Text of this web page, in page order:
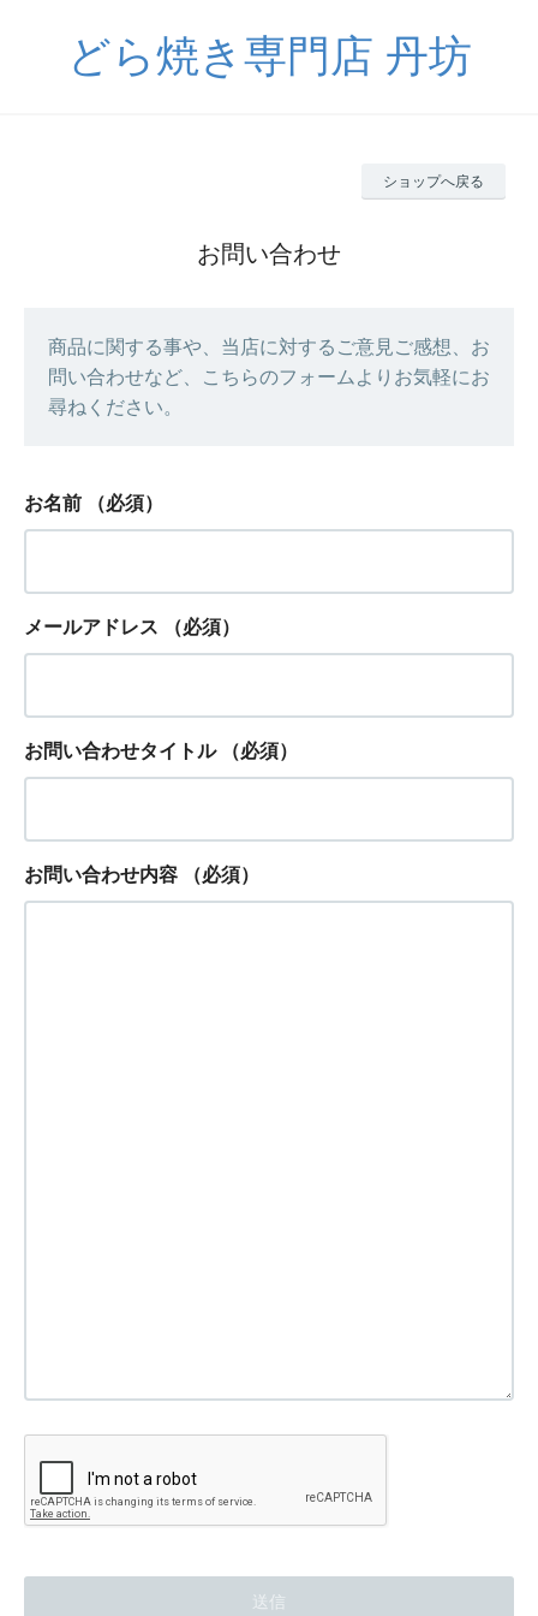
どら焼き専門店 丹坊
ショップへ戻る
お問い合わせ
商品に関する事や、当店に対するご意見ご感想、お
問い合わせなど、こちらのフォームよりお気軽にお
尋ねください。
お名前 （必須）
メールアドレス （必須）
お問い合わせタイトル （必須）
お問い合わせ内容 （必須）